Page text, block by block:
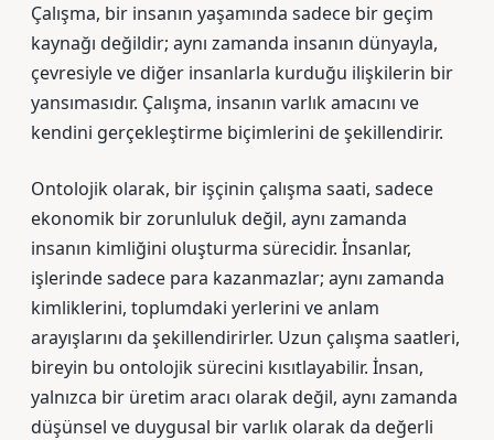
Çalışma, bir insanın yaşamında sadece bir geçim
kaynağı değildir; aynı zamanda insanın dünyayla,
çevresiyle ve diğer insanlarla kurduğu ilişkilerin bir
yansımasıdır. Çalışma, insanın varlık amacını ve
kendini gerçekleştirme biçimlerini de şekillendirir.
Ontolojik olarak, bir işçinin çalışma saati, sadece
ekonomik bir zorunluluk değil, aynı zamanda
insanın kimliğini oluşturma sürecidir. İnsanlar,
işlerinde sadece para kazanmazlar; aynı zamanda
kimliklerini, toplumdaki yerlerini ve anlam
arayışlarını da şekillendirirler. Uzun çalışma saatleri,
bireyin bu ontolojik sürecini kısıtlayabilir. İnsan,
yalnızca bir üretim aracı olarak değil, aynı zamanda
düşünsel ve duygusal bir varlık olarak da değerli